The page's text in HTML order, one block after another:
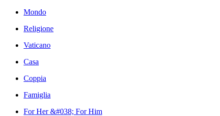
Mondo
Religione
Vaticano
Casa
Coppia
Famiglia
For Her &#038; For Him